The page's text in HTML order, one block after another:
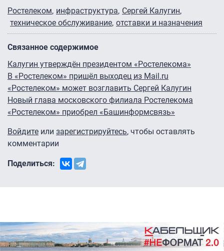
Ростелеком инфраструктура Сергей Калугин
техническое обслуживание отставки и назначения
Связанное содержимое
Калугин утверждён президентом «Ростелекома»
В «Ростелеком» пришёл выходец из Mail.ru
«Ростелеком» может возглавить Сергей Калугин
Новый глава московского филиала Ростелекома
«Ростелеком» приобрел «Башинформсвязь»
Войдите или зарегистрируйтесь, чтобы оставлять
комментарии
Поделиться: